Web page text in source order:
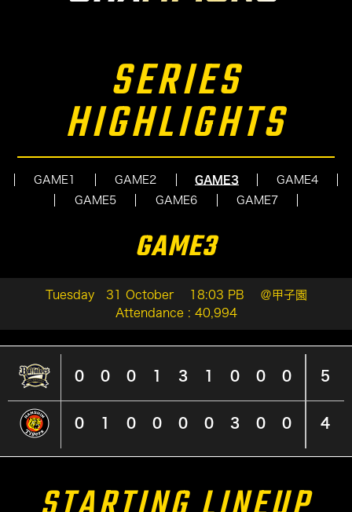
SERIES
HIGHLIGHTS
GAME1 GAME2 GAME3
GAME4
GAME5
GAME6 GAME7
GAME3
Tuesday 31 October 18:03 PB
＠甲子園
Attendance : 40,994
0
0
0
1
0
0
1
0
3
0
1
0
0
3
0
0
0
0
5
4